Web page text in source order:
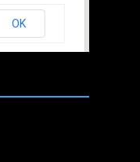
OK